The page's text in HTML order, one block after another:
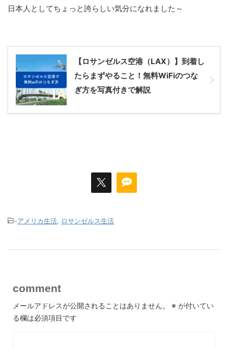
日本人としてちょっと誇らしい気分になれました～
【ロサンゼルス空港（LAX）】到着し
たらまずやること！無料WiFiのつな
ぎ方を写真付きで解説
-アメリカ生活, ロサンゼルス生活
comment
メールアドレスが公開されることはありません。 ※ が付いてい
る欄は必須項目です